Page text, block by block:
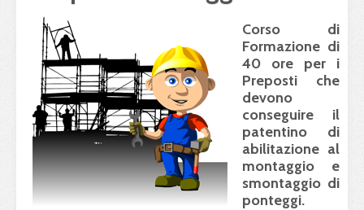
Corso di
Formazione di
40 ore per i
Preposti che
devono
conseguire il
patentino di
abilitazione al
montaggio e
smontaggio di
ponteggi.